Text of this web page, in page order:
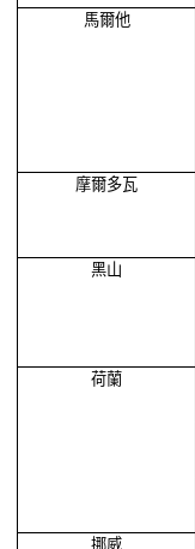
馬爾他
摩爾多瓦
黑山
荷蘭
挪威